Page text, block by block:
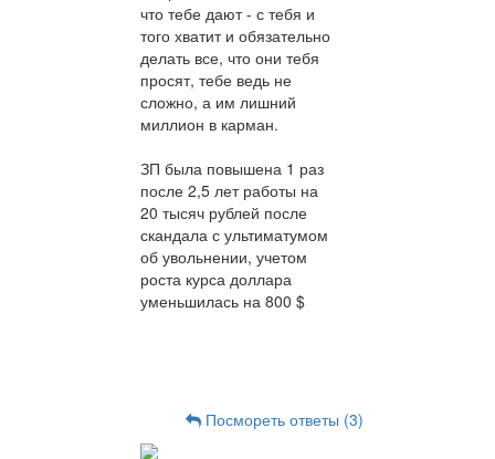
что тебе дают - с тебя и
того хватит и обязательно
делать все, что они тебя
просят, тебе ведь не
сложно, а им лишний
миллион в карман.
ЗП была повышена 1 раз
после 2,5 лет работы на
20 тысяч рублей после
скандала с ультиматумом
об увольнении, учетом
роста курса доллара
уменьшилась на 800 $
Посмореть ответы (3)